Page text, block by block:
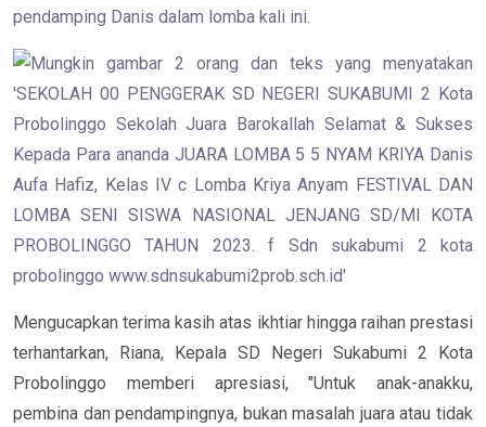
pendamping Danis dalam lomba kali ini.
Mengucapkan terima kasih atas ikhtiar hingga raihan prestasi
terhantarkan, Riana, Kepala SD Negeri Sukabumi 2 Kota
Probolinggo memberi apresiasi, "Untuk anak-anakku,
pembina dan pendampingnya, bukan masalah juara atau tidak